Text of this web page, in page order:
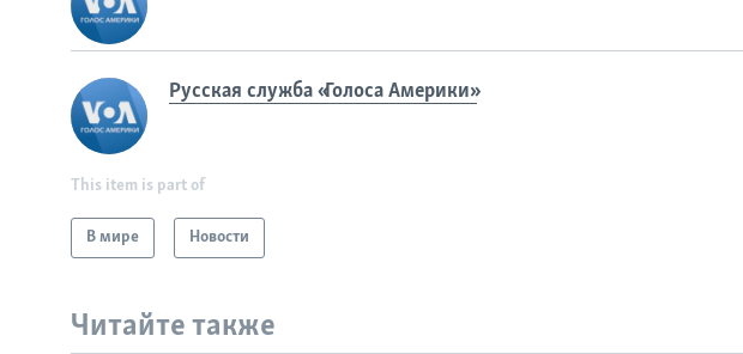
Русская служба «Голоса Америки»
This item is part of
В мире Новости
Читайте также